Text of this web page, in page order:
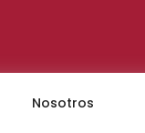
Nosotros